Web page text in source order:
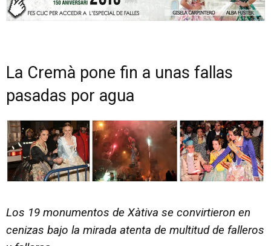
La Cremà pone fin a unas fallas
pasadas por agua
Los 19 monumentos de Xàtiva se convirtieron en
cenizas bajo la mirada atenta de multitud de falleros